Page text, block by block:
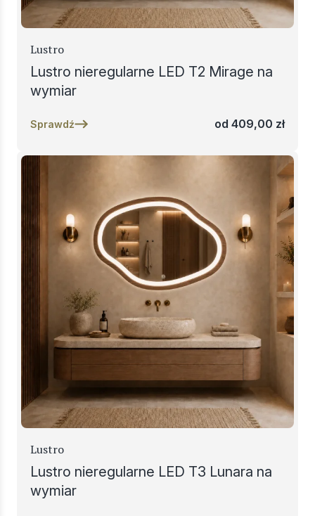
Lustro
Lustro nieregularne LED T2 Mirage na
wymiar
Sprawdź od 409,00 zł
Lustro
Lustro nieregularne LED T3 Lunara na
wymiar